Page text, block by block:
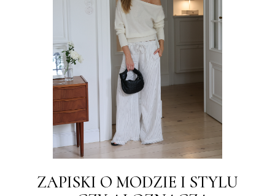
ZAPISKI O MODZIE I STYLU